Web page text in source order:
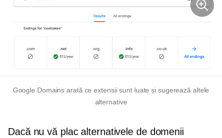
Google Domains arată ce extensii sunt luate și sugerează altele
alternative
Dacă nu vă plac alternativele de domenii